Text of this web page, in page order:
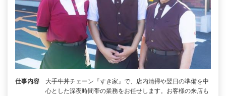
仕事内容
大手牛丼チェーン『すき家』で、店内清掃や翌日の準備を中
心とした深夜時間帯の業務をお任せします。お客様の来店も